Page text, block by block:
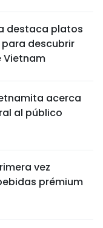
destaca platos
descubrir
Vietnam
acerca
al público
vez
prémium